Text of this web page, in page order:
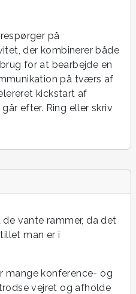
på
der kombinerer både
for at bearbejde en
på tværs af
kickstart af
efter. Ring eller skriv
vante rammer, da det
man er i
mange konference- og
vejret og afholde